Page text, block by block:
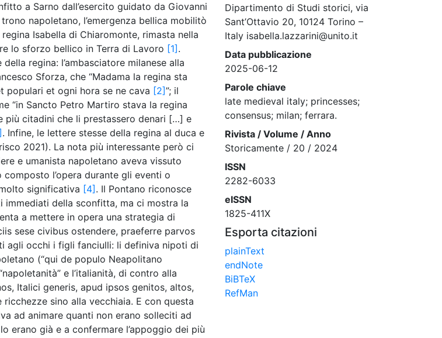
a Sarno dall’esercito guidato da Giovanni
napoletano, l’emergenza bellica mobilitò
Isabella di Chiaromonte, rimasta nella
lo sforzo bellico in Terra di Lavoro [1] .
regina: l’ambasciatore milanese alla
Sforza, che “Madama la regina sta
et ogni hora se ne cava [2]”; il
“in Sancto Petro Martiro stava la regina
più citadini che li prestassero denari […] e
. Infine, le lettere stesse della regina al duca e
2021). La nota più interessante però ci
e umanista napoletano aveva vissuto
composto l’opera durante gli eventi o
significativa [4] . Il Pontano riconosce
immediati della sconfitta, ma ci mostra la
a mettere in opera una strategia di
sese civibus ostendere, praeferre parvos
agli occhi i figli fanciulli: li definiva nipoti di
(“qui de populo Neapolitano
e l’italianità, di contro alla
Italici generis, apud ipsos genitos, altos,
sino alla vecchiaia. E con questa
ad animare quanti non erano solleciti ad
erano già e a confermare l’appoggio dei più
Dipartimento di Studi storici, via
Sant’Ottavio 20, 10124 Torino –
Italy isabella.lazzarini@unito.it
Data pubblicazione
2025-06-12
Parole chiave
late medieval italy; princesses;
consensus; milan; ferrara.
Rivista / Volume / Anno
Storicamente / 20 / 2024
ISSN
2282-6033
eISSN
1825-411X
Esporta citazioni
plainText
endNote
BiBTeX
RefMan